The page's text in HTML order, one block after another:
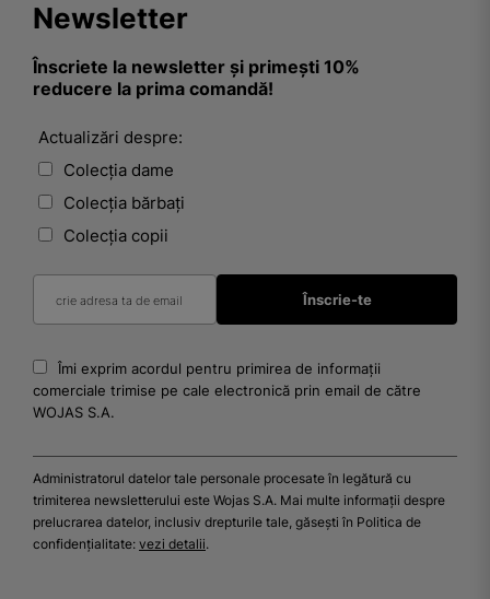
Newsletter
Înscriete la newsletter și primești 10%
reducere la prima comandă!
Actualizări despre:
Colecția dame
Colecția bărbați
Colecția copii
Îmi exprim acordul pentru primirea de informații
comerciale trimise pe cale electronică prin email de către
WOJAS S.A.
Administratorul datelor tale personale procesate în legătură cu
trimiterea newsletterului este Wojas S.A. Mai multe informații despre
prelucrarea datelor, inclusiv drepturile tale, găsești în Politica de
confidențialitate: vezi detalii.